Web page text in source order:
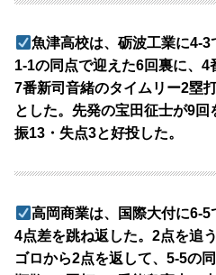
魚津高校は、砺波工業に4-3
1-1の同点で迎えた6回裏に、4
7番新司音緒のタイムリー2塁
とした。先発の宝田征士が9
振13・失点3と好投した。
高岡商業は、国際大付に6-5
4点差を跳ね返した。2点を追
ゴロから2点を返して、5-5の